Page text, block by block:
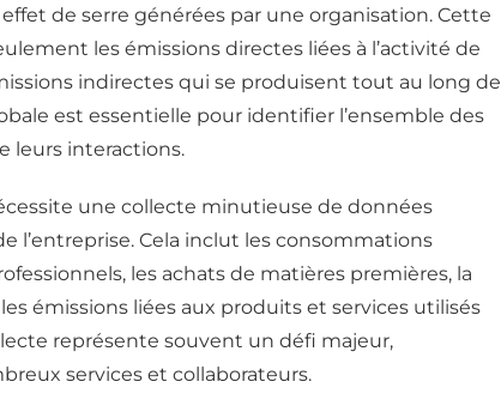
de serre générées par une organisation. Cette
les émissions directes liées à l’activité de
indirectes qui se produisent tout au long de
est essentielle pour identifier l’ensemble des
leurs interactions.
une collecte minutieuse de données
l’entreprise. Cela inclut les consommations
les achats de matières premières, la
émissions liées aux produits et services utilisés
représente souvent un défi majeur,
services et collaborateurs.